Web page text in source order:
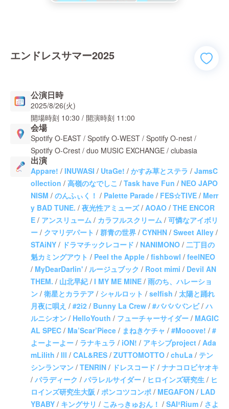
エンドレスサマー2025
公演日時
2025/8/26(火)
開場時刻 10:30 / 開演時刻 11:00
会場
Spotify O-EAST / Spotify O-WEST / Spotify O-nest /
Spotify O-Crest / duo MUSIC EXCHANGE / clubasia
出演
Appare! / INUWASI / UtaGe! / かすみ草とステラ / JamsC
ollection / 高嶺のなでしこ / Task have Fun / NEO JAPO
NISM / のんふぃく！ / Palette Parade / FES☆TIVE / Merr
y BAD TUNE. / 夜光性アミューズ/ AOAO / THE ENCOR
E / アンスリューム / カラフルスクリーム / 可憐なアイボリ
ー / クマリデパート / 群⻘の世界 / CYNHN / Sweet Alley /
STAiNY / ドラマチックレコード / NANIMONO / 二丁目の
魁カミングアウト / Peel the Apple / fishbowl / feelNEO
/ MyDearDarlin' / ルージュブック / Root mimi / Devil AN
THEM. / ⼭北早紀/ I MY ME MINE / 雨のち、ハレーショ
ン / 衛星とカラテア / シャルロット / selfish / 太陽と踊れ
月夜に唄え / #2i2 / Bunny La Crew / #ババババンビ/ ハ
ルニシオン / HelloYouth / フューチャーサイダー / MAGIC
AL SPEC / Ma’Scar’Piece / まねきケチャ / #Mooove! / #
よーよーよー / ラナキュラ / iON! / アキシブproject / Ada
mLilith / Ill / CAL&RES / ZUTTOMOTTO / chuLa / テン
シンランマン / TENRIN / ドレスコード / ナナコロビヤオキ
/ パラディーク / パラレルサイダー / ヒロインズ研究生 / ヒ
ロインズ研究生大阪 / ポンコツコンポ / MEGAFON / LAD
YBABY / キングサリ / こみっきゅおん！ / SAI²Rium / さよ